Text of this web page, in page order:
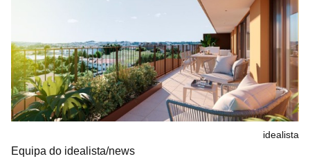
idealista
Equipa do idealista/news